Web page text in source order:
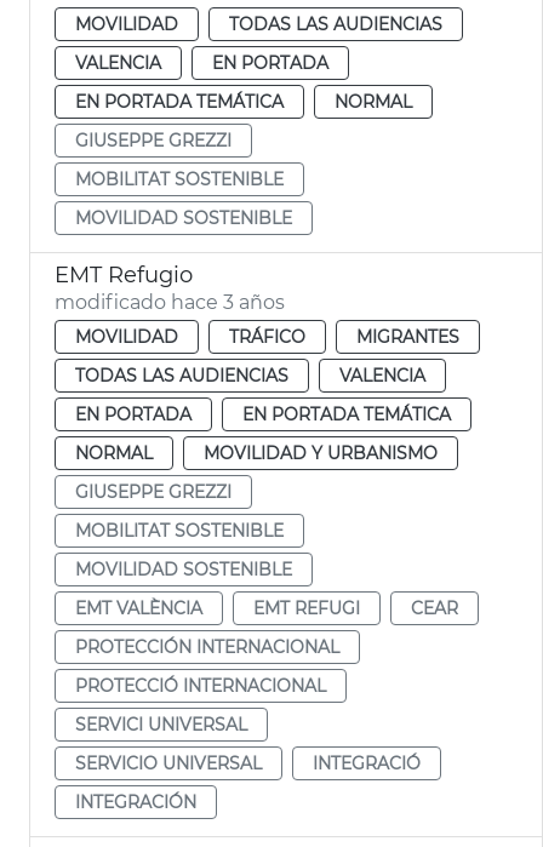
MOVILIDAD
TODAS LAS AUDIENCIAS
VALENCIA
EN PORTADA
EN PORTADA TEMÁTICA
NORMAL
GIUSEPPE GREZZI
MOBILITAT SOSTENIBLE
MOVILIDAD SOSTENIBLE
EMT Refugio
modificado hace 3 años
MOVILIDAD TRÁFICO
MIGRANTES
TODAS LAS AUDIENCIAS
VALENCIA
EN PORTADA
EN PORTADA TEMÁTICA
NORMAL
MOVILIDAD Y URBANISMO
GIUSEPPE GREZZI
MOBILITAT SOSTENIBLE
MOVILIDAD SOSTENIBLE
EMT VALÈNCIA
EMT REFUGI
CEAR
PROTECCIÓN INTERNACIONAL
PROTECCIÓ INTERNACIONAL
SERVICI UNIVERSAL
SERVICIO UNIVERSAL
INTEGRACIÓ
INTEGRACIÓN